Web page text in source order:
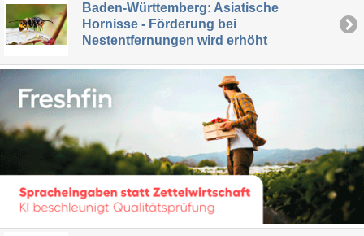
Baden-Württemberg: Asiatische
Hornisse - Förderung bei
Nestentfernungen wird erhöht